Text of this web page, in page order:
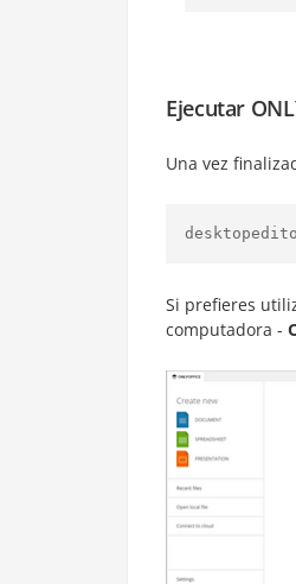
Ejecutar
Una vez
Si prefieres
computadora -